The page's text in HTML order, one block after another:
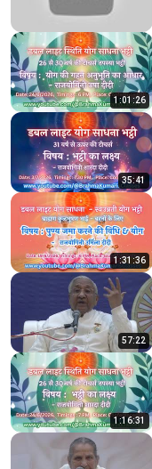
1:01:26
35:41
1:31:36
57:22
1:16:31